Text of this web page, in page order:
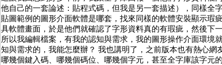
他自己的一套論述：貼程式碼，但我是另一套描述），同樣全
貼圖範例的圖形介面軟體是哪套，找來同樣的軟體安裝顯示瑕
具軟體畫面，於是他們就確認了字形資料真的有瑕疵，然後下
所以我編輯檔案，有我的認知與需求，我的圖形操作介面環境
知與需求的，我能怎麼辦？ 我也講明了，之前版本也有熱心
哪幾個鍵入碼、哪幾個碼位、哪幾個字元，甚至全字庫該字元